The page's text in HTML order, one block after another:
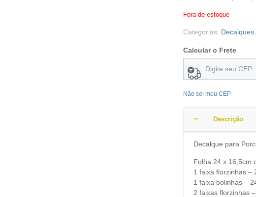
Fora de estoque
Categorias: Decalques
Calcular o Frete
Não sei meu CEP
Descrição
Decalque para
Folha 24 x 16,5cm
1 faixa florzinhas –
1 faixa bolinhas –
2 faixas florzinhas